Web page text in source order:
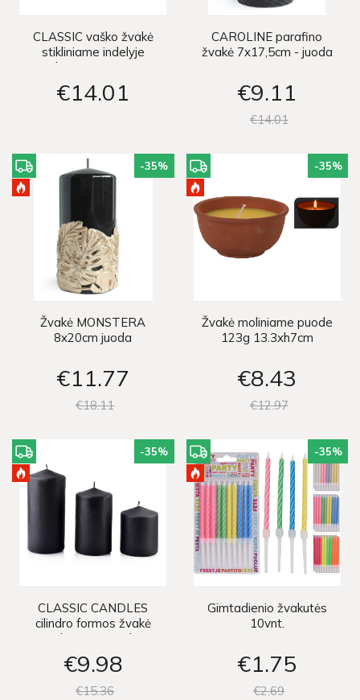
CLASSIC vaško žvakė
stikliniame indelyje
8xh10cm - BLACK
TULIP
€14 01
CAROLINE parafino
žvakė 7x17,5cm - juoda
€9 11
€1401
-35%
Žvakė MONSTERA
8x20cm juoda
€11 77
€1811
-35%
Žvakė moliniame puode
123g 13.3xh7cm
€8 43
€1297
-35%
CLASSIC CANDLES
cilindro formos žvakė
8xh10cm - juoda
€9 98
€1536
-35%
Gimtadienio žvakutės
10vnt.
€1 75
€269